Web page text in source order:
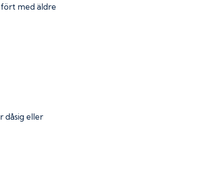
med äldre
dåsig eller